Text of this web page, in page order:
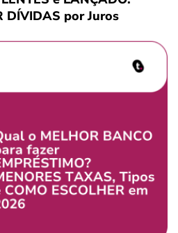
DÍVIDAS por Juros